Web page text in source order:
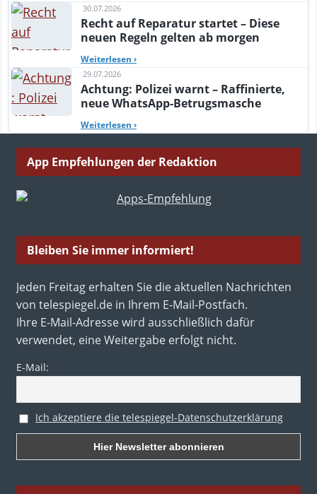
30.07.2026
Recht auf Reparatur startet – Diese
neuen Regeln gelten ab morgen
Weiterlesen ›
29.07.2026
Achtung: Polizei warnt – Raffinierte,
neue WhatsApp-Betrugsmasche
Weiterlesen ›
App Empfehlungen der Redaktion
Bleiben Sie immer informiert!
Jeden Freitag erhalten Sie die aktuellen Nachrichten
von telespiegel.de in Ihrem E-Mail-Postfach.
Ihre E-Mail-Adresse wird ausschließlich dafür
verwendet, eine Weitergabe erfolgt nicht.
E-Mail:
Ich akzeptiere die telespiegel-Datenschutzerklärung